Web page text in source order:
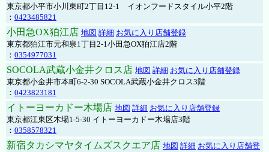
東京都小平市小川東町2丁目12-1 イオンフードスタイル小平2階
： 0423485821
小田急OX狛江店 地図 詳細 お気に入り店舗登録
東京都狛江市元和泉1丁目2-1小田急OX狛江店2階
： 0354977031
SOCOLA武蔵小金井クロス店 地図 詳細 お気に入り店舗登録
東京都小金井市本町6-2-30 SOCOLA武蔵小金井クロス3階
： 0423823181
イトーヨーカドー木場店 地図 詳細 お気に入り店舗登録
東京都江東区木場1-5-30 イトーヨーカドー木場店3階
： 0358578321
新宿タカシマヤタイムズスクエア店 地図 詳細 お気に入り店舗登